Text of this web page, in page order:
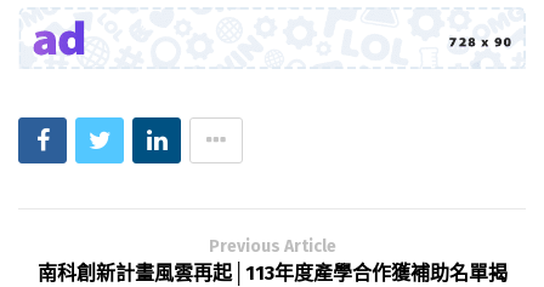
Previous Article
南科創新計畫風雲再起│113年度產學合作獲補助名單揭